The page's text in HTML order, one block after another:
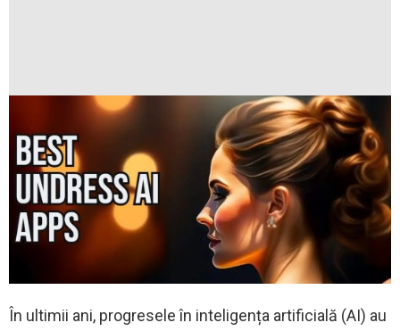
În ultimii ani, progresele în inteligența artificială (AI) au